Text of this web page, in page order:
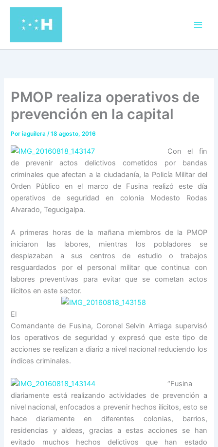
contenido
PMOP realiza operativos de
prevención en la capital
Poriaguilera/18 agosto, 2016
Con el fin
de prevenir actos delictivos cometidos por bandas
criminales que afectan a la ciudadanía, la Policía Militar del
Orden Público en el marco de Fusina realizó este día
operativos de seguridad en colonia Modesto Rodas
Alvarado, Tegucigalpa.
A primeras horas de la mañana miembros de la PMOP
iniciaron las labores, mientras los pobladores se
desplazaban a sus centros de estudio o trabajos
resguardados por el personal militar que continua con
labores preventivas para evitar que se cometan actos
ilícitos en este sector.
El
Comandante de Fusina, Coronel Selvin Arriaga supervisó
los operativos de seguridad y expresó que este tipo de
acciones se realizan a diario a nivel nacional reduciendo los
índices criminales.
“Fusina
diariamente está realizando actividades de prevención a
nivel nacional, enfocados a prevenir hechos ilícitos, esto se
hace diariamente en diferentes colonias, barrios,
residencias y aldeas, gracias a estas acciones se han
evitado muchos hechos delictivos que han estado